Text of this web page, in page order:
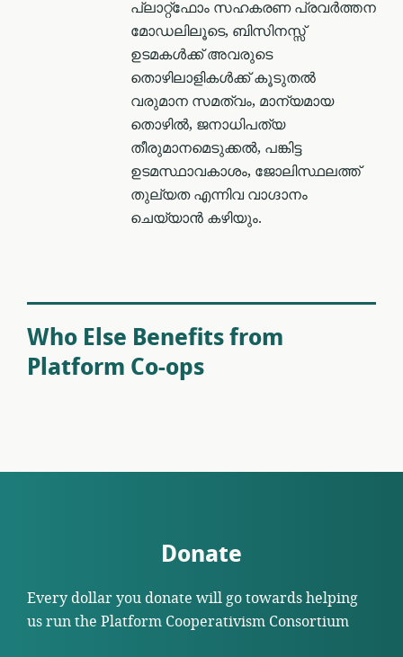
പ്ലാറ്റ്ഫോം സഹകരണ പ്രവര്‍ത്തന
മോഡലിലൂടെ, ബിസിനസ്സ്
ഉടമകൾക്ക് അവരുടെ
തൊഴിലാളികൾക്ക് കൂടുതൽ
വരുമാന സമത്വം, മാന്യമായ
തൊഴിൽ, ജനാധിപത്യ
തീരുമാനമെടുക്കൽ, പങ്കിട്ട
ഉടമസ്ഥാവകാശം, ജോലിസ്ഥലത്ത്
തുല്യത എന്നിവ വാഗ്ദാനം
ചെയ്യാൻ കഴിയും.
Who Else Benefits from
Platform Co-ops
Donate
Every dollar you donate will go towards helping
us run the Platform Cooperativism Consortium